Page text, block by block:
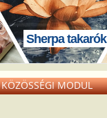
Sherpa takarók
KÖZÖSSÉGI MODUL